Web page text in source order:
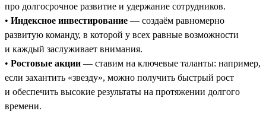
про долгосрочное развитие и удержание сотрудников.
• Индексное инвестирование — создаём равномерно
развитую команду, в которой у всех равные возможности
и каждый заслуживает внимания.
• Ростовые акции — ставим на ключевые таланты: например,
если захантить «звезду», можно получить быстрый рост
и обеспечить высокие результаты на протяжении долгого
времени.